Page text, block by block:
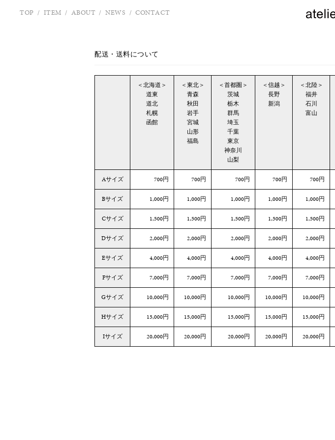
TOP / ITEM / ABOUT /NEWS /CONTACT
配送・送料について
＜北海道＞
道東
道北
札幌
函館
＜東北＞
青森
秋田
岩手
宮城
山形
福島
＜首都圏＞
茨城
栃木
群馬
埼玉
千葉
東京
神奈川
山梨
＜信越＞
長野
新潟
＜北陸＞
福井
石川
富山
Aサイズ 700円 700円 700円 700円 700円
Bサイズ 1,000円 1,000円 1,000円 1,000円 1,000円
Cサイズ 1,500円 1,500円 1,500円 1,500円 1,500円
Dサイズ 2,000円 2,000円 2,000円 2,000円 2,000円
Eサイズ 4,000円 4,000円 4,000円 4,000円 4,000円
Fサイズ 7,000円 7,000円 7,000円 7,000円 7,000円
Gサイズ 10,000円 10,000円 10,000円 10,000円 10,000円
Hサイズ 15,000円 15,000円 15,000円 15,000円 15,000円
Iサイズ 20,000円 20,000円 20,000円 20,000円 20,000円